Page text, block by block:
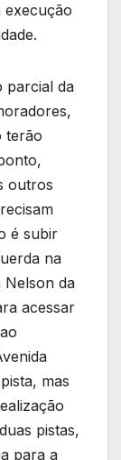
execução
parcial da
terão
outros
é subir
na
Nelson da
acessar
mas
pistas,
para a